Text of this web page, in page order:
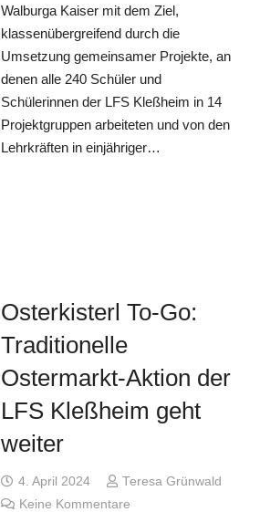
Walburga Kaiser mit dem Ziel,
klassenübergreifend durch die
Umsetzung gemeinsamer Projekte, an
denen alle 240 Schüler und
Schülerinnen der LFS Kleßheim in 14
Projektgruppen arbeiteten und von den
Lehrkräften in einjähriger…
Osterkisterl To-Go:
Traditionelle
Ostermarkt-Aktion der
LFS Kleßheim geht
weiter
4. April 2024
Teresa Grünwald
Keine Kommentare